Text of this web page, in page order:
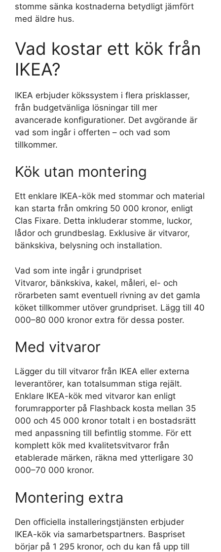
stomme sänka kostnaderna betydligt jämfört
med äldre hus.
Vad kostar ett kök från
IKEA?
IKEA erbjuder kökssystem i flera prisklasser,
från budgetvänliga lösningar till mer
avancerade konfigurationer. Det avgörande är
vad som ingår i offerten – och vad som
tillkommer.
Kök utan montering
Ett enklare IKEA-kök med stommar och material
kan starta från omkring 50 000 kronor, enligt
Clas Fixare. Detta inkluderar stomme, luckor,
lådor och grundbeslag. Exklusive är vitvaror,
bänkskiva, belysning och installation.
Vad som inte ingår i grundpriset
Vitvaror, bänkskiva, kakel, måleri, el- och
rörarbeten samt eventuell rivning av det gamla
köket tillkommer utöver grundpriset. Lägg till 40
000–80 000 kronor extra för dessa poster.
Med vitvaror
Lägger du till vitvaror från IKEA eller externa
leverantörer, kan totalsumman stiga rejält.
Enklare IKEA-kök med vitvaror kan enligt
forumrapporter på Flashback kosta mellan 35
000 och 45 000 kronor totalt i en bostadsrätt
med anpassning till befintlig stomme. För ett
komplett kök med kvalitetsvitvaror från
etablerade märken, räkna med ytterligare 30
000–70 000 kronor.
Montering extra
Den officiella installeringstjänsten erbjuder
IKEA-kök via samarbetspartners. Baspriset
börjar på 1 295 kronor, och du kan få upp till